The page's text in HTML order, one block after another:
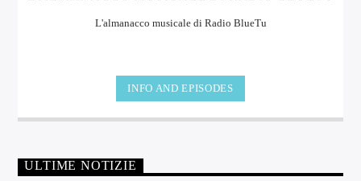
L'almanacco musicale di Radio BlueTu
INFO AND EPISODES
ULTIME NOTIZIE